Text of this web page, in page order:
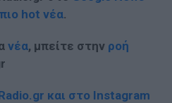
hot νέα.
νέα, μπείτε στην ροή
και στο Instagram